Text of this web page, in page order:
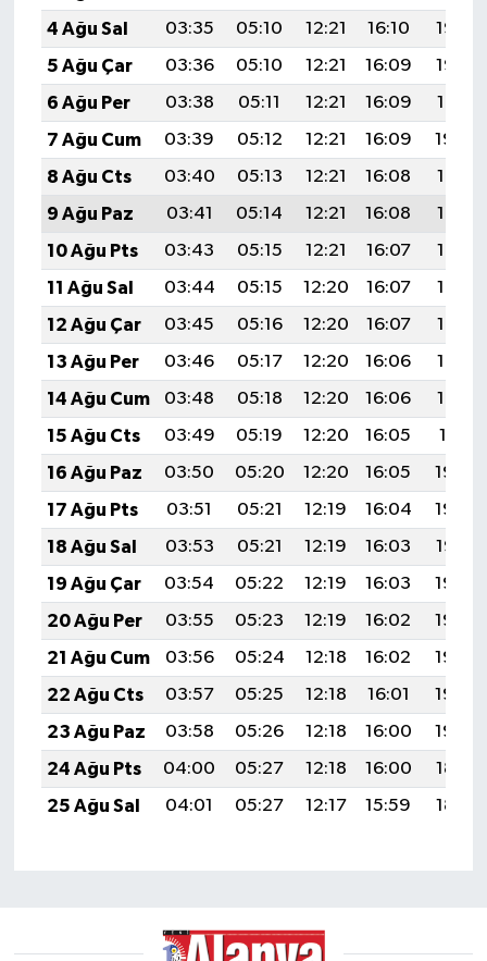
4 Ağu Sal
03:35 05:10 12:21 16:10
19:23
5 Ağu Çar
03:36 05:10 12:21 16:09
19:22
6 Ağu Per
03:38 05:11 12:21 16:09
19:21
7 Ağu Cum
03:39 05:12 12:21 16:09
19:20
8 Ağu Cts
03:40 05:13 12:21 16:08
19:19
9 Ağu Paz
03:41 05:14 12:21 16:08
19:18
10 Ağu Pts
03:43 05:15 12:21 16:07
19:17
11 Ağu Sal
03:44 05:15 12:20 16:07
19:16
12 Ağu Çar
03:45 05:16 12:20 16:07
19:14
13 Ağu Per
03:46 05:17 12:20 16:06
19:13
14 Ağu Cum
03:48 05:18 12:20 16:06
19:12
15 Ağu Cts
03:49 05:19 12:20 16:05
19:11
16 Ağu Paz
03:50 05:20 12:20 16:05
19:09
17 Ağu Pts
03:51 05:21 12:19 16:04
19:08
18 Ağu Sal
03:53 05:21 12:19 16:03
19:07
19 Ağu Çar
03:54 05:22 12:19 16:03
19:06
20 Ağu Per
03:55 05:23 12:19 16:02
19:04
21 Ağu Cum
03:56 05:24 12:18 16:02
19:03
22 Ağu Cts
03:57 05:25 12:18 16:01
19:02
23 Ağu Paz
03:58 05:26 12:18 16:00
19:00
24 Ağu Pts
04:00 05:27 12:18 16:00
18:59
25 Ağu Sal
04:01 05:27 12:17 15:59 18:58